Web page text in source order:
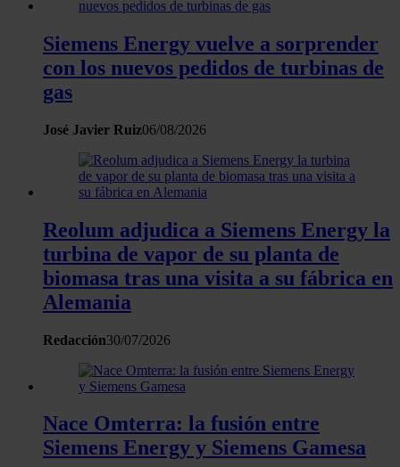
Siemens Energy vuelve a sorprender
con los nuevos pedidos de turbinas de
gas
José Javier Ruiz06/08/2026
Reolum adjudica a Siemens Energy la
turbina de vapor de su planta de
biomasa tras una visita a su fábrica en
Alemania
Redacción30/07/2026
Nace Omterra: la fusión entre
Siemens Energy y Siemens Gamesa